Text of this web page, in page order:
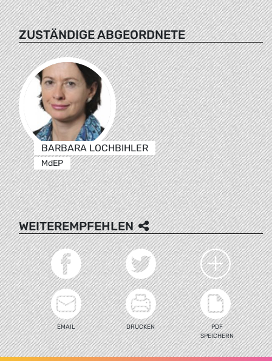
ZUSTÄNDIGE ABGEORDNETE
BARBARA LOCHBIHLER
MdEP
WEITEREMPFEHLEN
EMAIL DRUCKEN
PDF
SPEICHERN